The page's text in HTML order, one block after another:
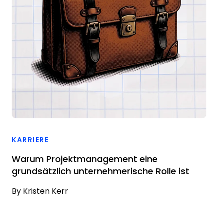
KARRIERE
Warum Projektmanagement eine
grundsätzlich unternehmerische Rolle ist
By Kristen Kerr